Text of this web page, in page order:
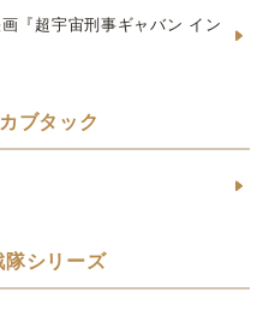
『超宇宙刑事ギャバン イン
ブタック
隊シリーズ